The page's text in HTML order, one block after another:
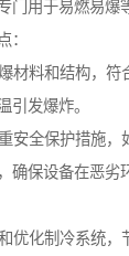
门用于易燃易爆
：
材料和结构，符
引发爆炸。
安全保护措施，
确保设备在恶劣
优化制冷系统，